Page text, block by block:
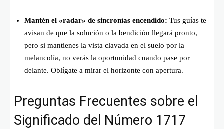
Mantén el «radar» de sincronías encendido: Tus guías te
avisan de que la solución o la bendición llegará pronto,
pero si mantienes la vista clavada en el suelo por la
melancolía, no verás la oportunidad cuando pase por
delante. Oblígate a mirar el horizonte con apertura.
Preguntas Frecuentes sobre el
Significado del Número 1717